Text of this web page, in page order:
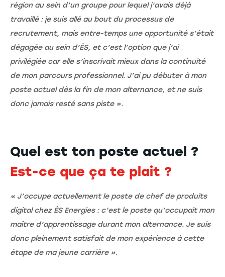
région au sein d’un groupe pour lequel j’avais déjà
travaillé : je suis allé au bout du processus de
recrutement, mais entre-temps une opportunité s’était
dégagée au sein d’ÉS, et c’est l’option que j’ai
privilégiée car elle s’inscrivait mieux dans la continuité
de mon parcours professionnel. J’ai pu débuter à mon
poste actuel dès la fin de mon alternance, et ne suis
donc jamais resté sans piste ».
Quel est ton poste actuel ?
Est-ce que ça te plait ?
« J’occupe actuellement le poste de chef de produits
digital chez ÉS Energies : c’est le poste qu’occupait mon
maître d’apprentissage durant mon alternance. Je suis
donc pleinement satisfait de mon expérience à cette
étape de ma jeune carrière ».